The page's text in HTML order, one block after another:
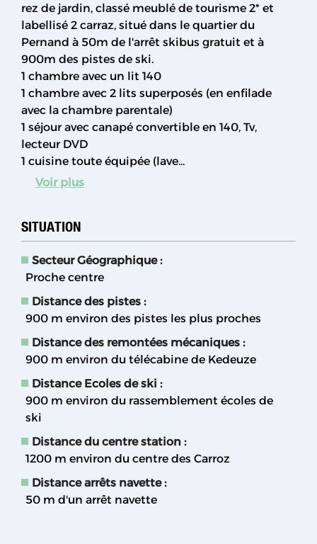
rez de jardin, classé meublé de tourisme 2* et
labellisé 2 carraz, situé dans le quartier du
Pernand à 50m de l'arrêt skibus gratuit et à
900m des pistes de ski.
1 chambre avec un lit 140
1 chambre avec 2 lits superposés (en enfilade
avec la chambre parentale)
1 séjour avec canapé convertible en 140, Tv,
lecteur DVD
1 cuisine toute équipée (lave...
Voir plus
SITUATION
Secteur Géographique :
Proche centre
Distance des pistes :
900 m environ des pistes les plus proches
Distance des remontées mécaniques :
900 m environ du télécabine de Kedeuze
Distance Ecoles de ski :
900 m environ du rassemblement écoles de
ski
Distance du centre station :
1200 m environ du centre des Carroz
Distance arrêts navette :
50 m d'un arrêt navette